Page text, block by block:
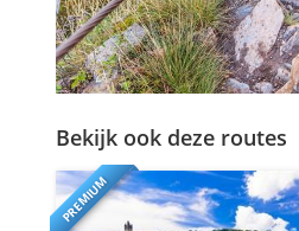
Bekijk ook deze routes
PREMIUM